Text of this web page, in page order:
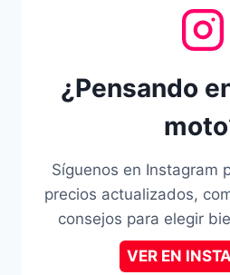
¿Pensando
Síguenos en Instagram
precios actualizados,
consejos para elegir
VER EN